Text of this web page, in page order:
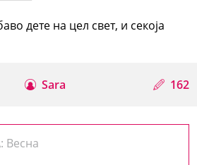
дете на цел свет, и секоја
Sara 162